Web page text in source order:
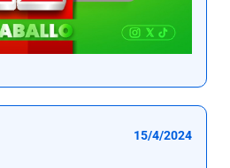
15/4/2024